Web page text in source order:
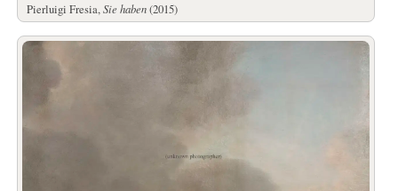
Pierluigi Fresia,Sie haben(2015)